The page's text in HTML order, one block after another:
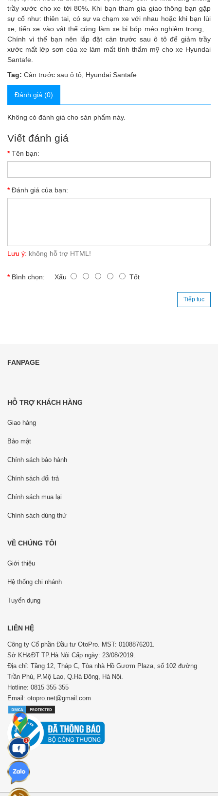
trầy xước cho xe tới 80%. Khi bạn tham gia giao thông bạn gặp
sự cố như: thiên tai, có sự va chạm xe với nhau hoặc khi bạn lùi
xe, tiến xe vào vật thể cứng làm xe bị bóp méo nghiêm trọng,…
Chính vì thế bạn nên lắp đặt cản trước sau ô tô để giảm trầy
xước mất lớp sơn của xe làm mất tính thẩm mỹ cho xe Hyundai
Santafe.
Tag: Cản trước sau ô tô Hyundai Santafe
Đánh giá (0)
Không có đánh giá cho sản phẩm này.
Viết đánh giá
Tên bạn:
Đánh giá của bạn:
Lưu ý: không hỗ trợ HTML!
Bình chọn: Xấu Tốt
Tiếp tục
FANPAGE
HỖ TRỢ KHÁCH HÀNG
Giao hàng
Bảo mật
Chính sách bảo hành
Chính sách đổi trả
Chính sách mua lại
Chính sách dùng thử
VỀ CHÚNG TÔI
Giới thiệu
Hệ thống chi nhánh
Tuyển dụng
LIÊN HỆ
Công ty Cổ phần Đầu tư OtoPro. MST: 0108876201.
Sở KH&ĐT TP.Hà Nội Cấp ngày: 23/08/2019.
Địa chỉ: Tầng 12, Tháp C, Tòa nhà Hồ Gươm Plaza, số 102 đường
Trần Phú, P.Mộ Lao, Q.Hà Đông, Hà Nội.
Hotline: 0815 355 355
Email: otopro.net@gmail.com